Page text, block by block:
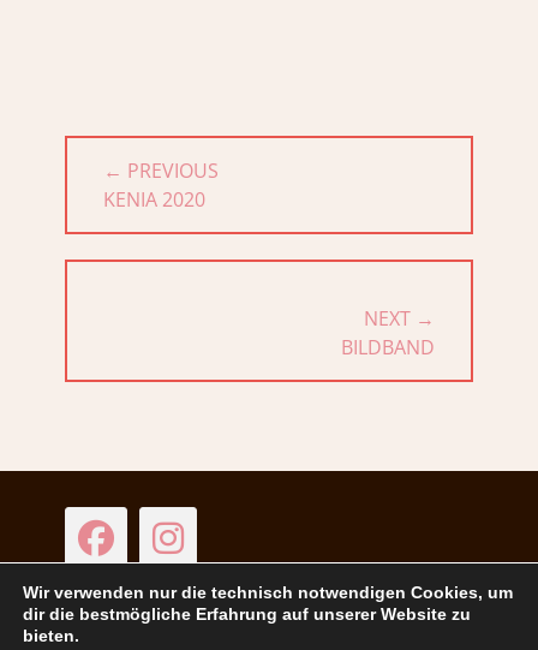
Beitragsnavigation
← PREVIOUS
PREVIOUS
POST:
KENIA 2020
NEXT →
POST:
BILDBAND
Facebook
Instagram
Wir verwenden nur die technisch notwendigen Cookies, um
dir die bestmögliche Erfahrung auf unserer Website zu
bieten.